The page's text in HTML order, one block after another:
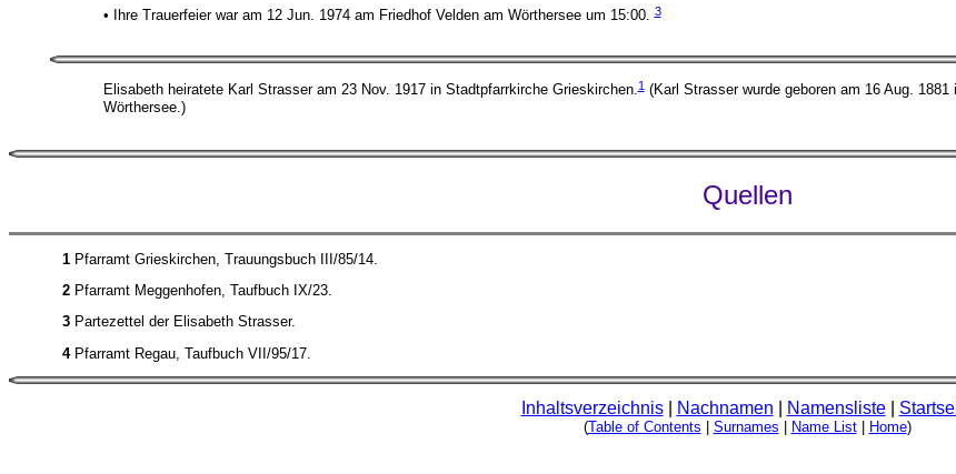
• Ihre Trauerfeier war am 12 Jun. 1974 am Friedhof Velden am Wörthersee um 15:00.3
Elisabeth heiratete Karl Strasser am 23 Nov. 1917 in Stadtpfarrkirche Grieskirchen.1(Karl Strasser wurde geboren am 16 Aug.
Wörthersee.)
Quellen
1 Pfarramt Grieskirchen, Trauungsbuch III/85/14.
2 Pfarramt Meggenhofen, Taufbuch IX/23.
3 Partezettel der Elisabeth Strasser.
4Pfarramt Regau, Taufbuch VII/95/17.
Inhaltsverzeichnis| Nachnamen Namensliste|
(Table of Contents Surnames Name List| Home)